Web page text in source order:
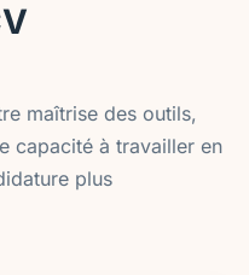
maîtrise des outils,
capacité à travailler en
plus